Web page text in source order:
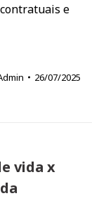
e
26/07/2025
vida x